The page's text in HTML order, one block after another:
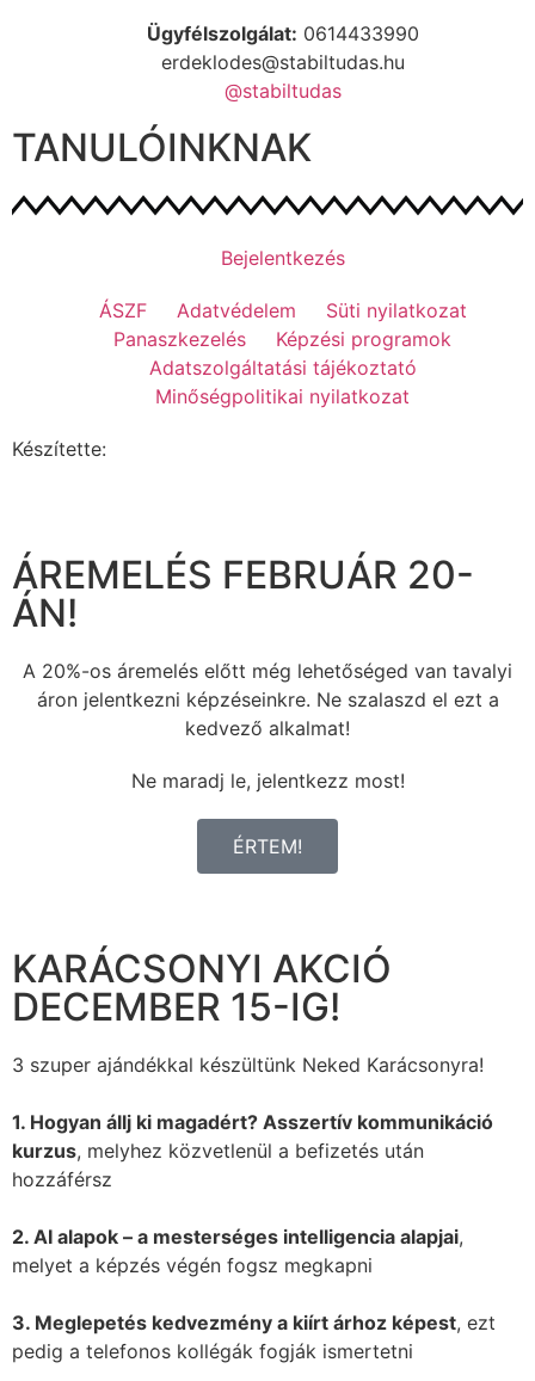
Ügyfélszolgálat: 0614433990
erdeklodes@stabiltudas.hu
@stabiltudas
TANULÓINKNAK
Bejelentkezés
ÁSZF Adatvédelem
Süti nyilatkozat
Panaszkezelés
Képzési programok
Adatszolgáltatási tájékoztató
Minőségpolitikai nyilatkozat
Készítette:
ÁREMELÉS FEBRUÁR 20-
ÁN!
A 20%-os áremelés előtt még lehetőséged van tavalyi
áron jelentkezni képzéseinkre. Ne szalaszd el ezt a
kedvező alkalmat!
Ne maradj le, jelentkezz most!
ÉRTEM!
KARÁCSONYI AKCIÓ
DECEMBER 15-IG!
3 szuper ajándékkal készültünk Neked Karácsonyra!
1. Hogyan állj ki magadért? Asszertív kommunikáció
kurzus, melyhez közvetlenül a befizetés után
hozzáférsz
2. AI alapok – a mesterséges intelligencia alapjai,
melyet a képzés végén fogsz megkapni
3. Meglepetés kedvezmény a kiírt árhoz képest, ezt
pedig a telefonos kollégák fogják ismertetni